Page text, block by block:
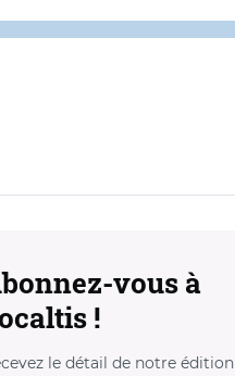
vous à
!
le détail de notre édition